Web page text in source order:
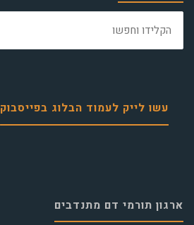
עשו לייק לעמוד הבלוג בפייסבוק
ארגון תורמי דם מתנדבים